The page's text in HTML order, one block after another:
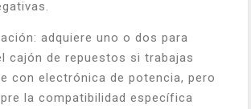
adquiere uno o dos para
cajón de repuestos si trabajas
con electrónica de potencia, pero
la compatibilidad específica